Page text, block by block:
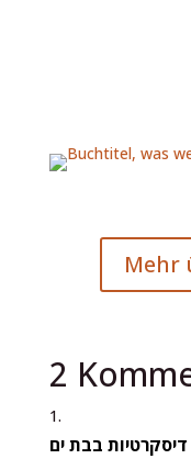
Mehr
2
דיסקרטיות בבת ים